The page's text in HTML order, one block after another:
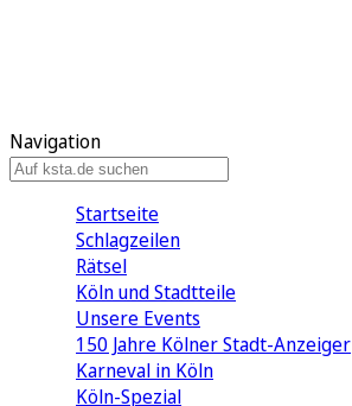
Navigation
Startseite
Schlagzeilen
Rätsel
Köln und Stadtteile
Unsere Events
150 Jahre Kölner Stadt-Anzeiger
Karneval in Köln
Köln-Spezial